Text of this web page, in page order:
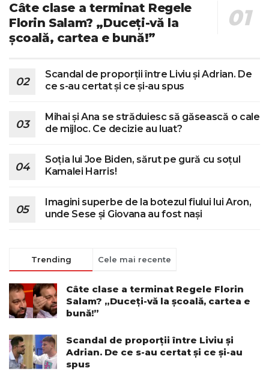
Câte clase a terminat Regele
Florin Salam? „Duceți-vă la
școală, cartea e bună!”
Scandal de proporții între Liviu și Adrian. De
ce s-au certat și ce și-au spus
Mihai și Ana se străduiesc să găsească o cale
de mijloc. Ce decizie au luat?
Soția lui Joe Biden, sărut pe gură cu soțul
Kamalei Harris!
Imagini superbe de la botezul fiului lui Aron,
unde Sese și Giovana au fost nași
Trending Cele mai recente
Câte clase a terminat Regele Florin
Salam? „Duceți-vă la școală, cartea e
bună!”
Scandal de proporții între Liviu și
Adrian. De ce s-au certat și ce și-au
spus